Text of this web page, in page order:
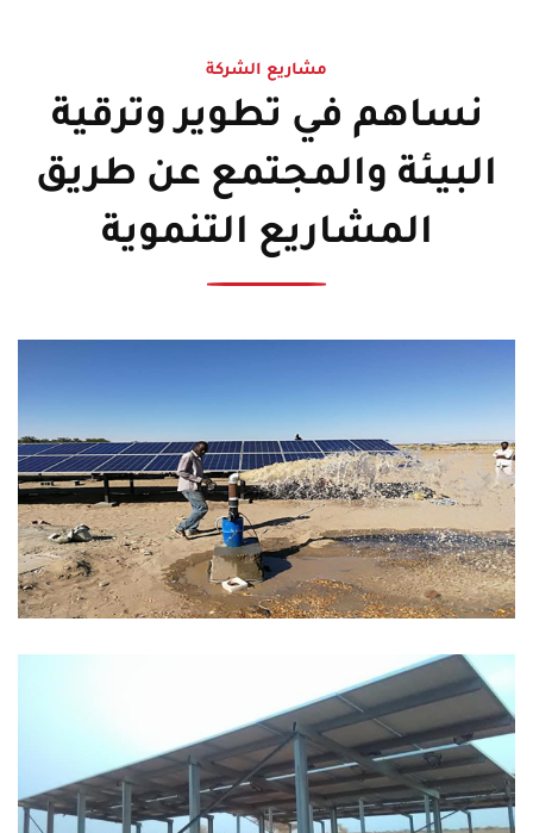
مشاريع الشركة
نساهم في تطوير وترقية
البيئة والمجتمع عن طريق
المشاريع التنموية